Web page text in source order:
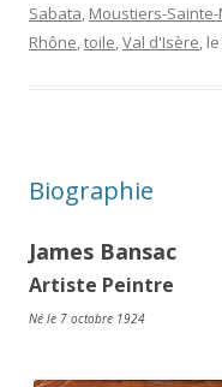
Sabata, Moustiers-
Rhône,toile,Val d'Isère, le
Biographie
James Bansac
Artiste Peintre
Né le 7 octobre 1924